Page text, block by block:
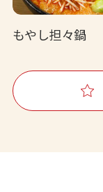
もやし担々鍋